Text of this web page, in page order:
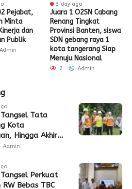
Pejabat,
Minta
dan
Publik
Admin
3 day ago
Juara 1 O2SN Cabang
Renang Tingkat
Provinsi Banten, siswa
SDN gebang raya 1
kota tangerang Siap
Menuju Nasional
2 Admin
Tata
Kota
Hingga Akhir
Admin
Perkuat
RW Bebas TBC